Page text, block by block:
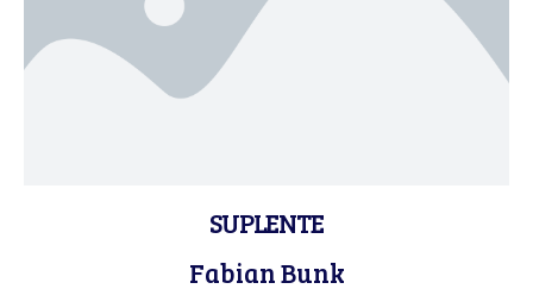
SUPLENTE
Fabian Bunk